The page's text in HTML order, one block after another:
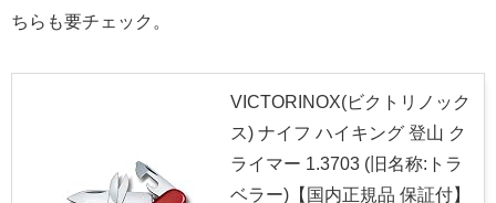
ちらも要チェック。
VICTORINOX(ビクトリノック
ス) ナイフ ハイキング 登山 ク
ライマー 1.3703 (旧名称:トラ
ベラー)【国内正規品 保証付】